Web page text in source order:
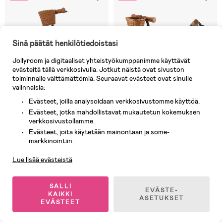
10 JÄLJELLÄ
3-pyöräinen Potkulauta, Beige
8 JÄLJELLÄ
75,90 €
Sinä päätät henkilötiedoistasi
Jollyroom ja digitaaliset yhteistyökumppanimme käyttävät
evästeitä tällä verkkosivulla. Jotkut näistä ovat sivuston
toiminnalle välttämättömiä. Seuraavat evästeet ovat sinulle
valinnaisia:
Evästeet, joilla analysoidaan verkkosivustomme käyttöä.
Evästeet, jotka mahdollistavat mukautetun kokemuksen
verkkosivustollamme.
Evästeet, joita käytetään mainontaan ja some-
markkinointiin.
Lue lisää evästeistä
SALLI
KAIKKI
EVÄSTEET
EVÄSTE-
ASETUKSET